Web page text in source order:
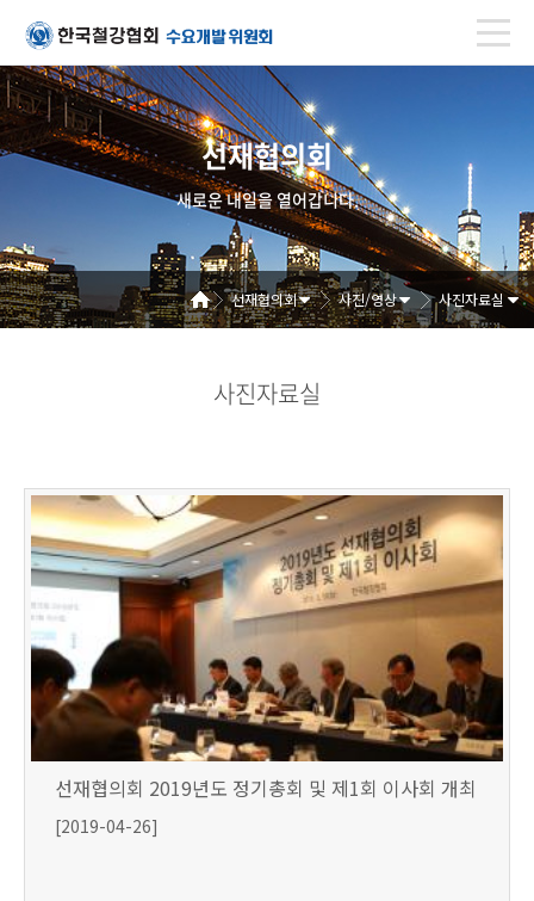
선재협의회
새로운 내일을 열어갑니다.
선재협의회 사진/영상 사진자료실
사진자료실
선재협의회 2019년도 정기총회 및 제1회 이사회 개최
[2019-04-26]